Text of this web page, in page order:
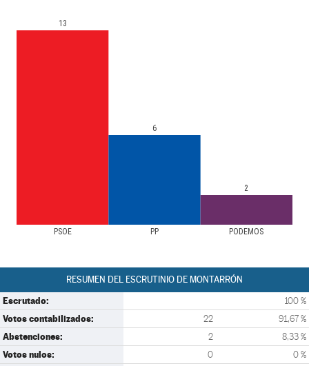
PSOE PP PODEMOS
13
6
2
RESUMEN DEL ESCRUTINIO DE MONTARRÓN
Escrutado: 100 %
Votos contabilizados: 22 91,67 %
Abstenciones: 2 8,33 %
Votos nulos: 0 0 %